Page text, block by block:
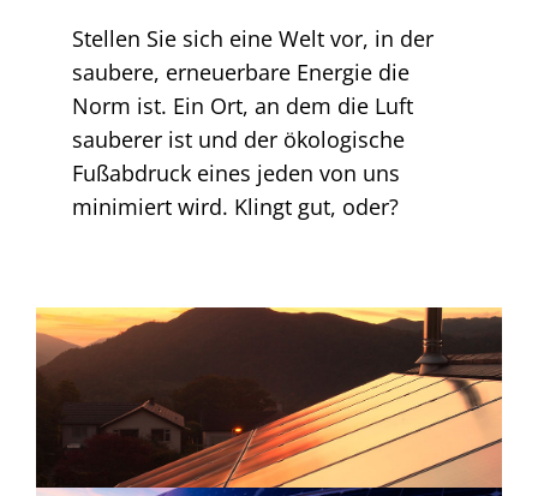
Stellen Sie sich eine Welt vor, in der
saubere, erneuerbare Energie die
Norm ist. Ein Ort, an dem die Luft
sauberer ist und der ökologische
Fußabdruck eines jeden von uns
minimiert wird. Klingt gut, oder?